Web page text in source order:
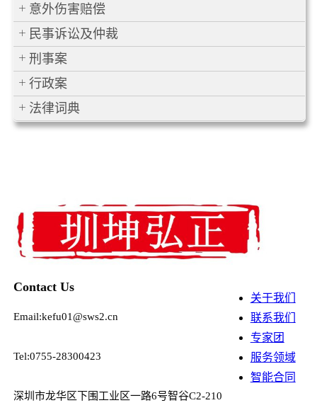
意外伤害赔偿
民事诉讼及仲裁
刑事案
行政案
法律词典
Contact Us
Email:kefu01@sws2.cn
Tel:0755-28300423
深圳市龙华区下围工业区一路6号智谷C2-210
关于我们
联系我们
专家团
服务领域
智能合同